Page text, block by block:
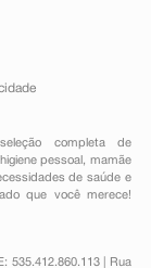
completa de
higiene pessoal ,mamãe
de saúde e
que você merece!
535.412.860.113 | Rua